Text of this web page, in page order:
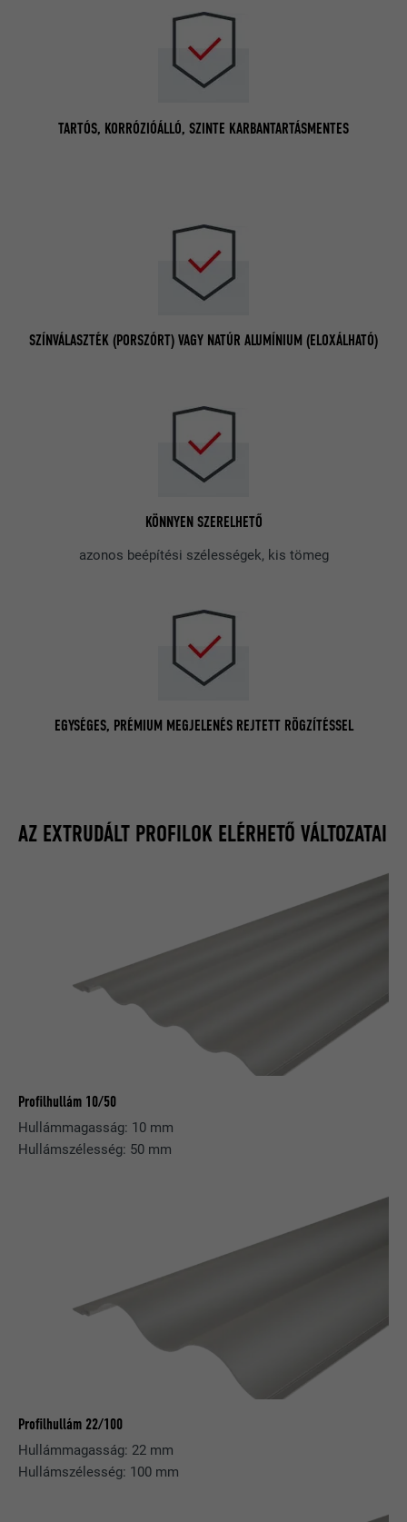
TARTÓS, KORRÓZIÓÁLLÓ, SZINTE KARBANTARTÁSMENTES
SZÍNVÁLASZTÉK (PORSZÓRT) VAGY NATÚR ALUMÍNIUM (ELOXÁLHATÓ)
KÖNNYEN SZERELHETŐ
azonos beépítési szélességek, kis tömeg
EGYSÉGES, PRÉMIUM MEGJELENÉS REJTETT RÖGZÍTÉSSEL
AZ EXTRUDÁLT PROFILOK ELÉRHETŐ VÁLTOZATAI
Profilhullám 10/50
Hullámmagasság: 10 mm
Hullámszélesség: 50 mm
Profilhullám 22/100
Hullámmagasság: 22 mm
Hullámszélesség: 100 mm